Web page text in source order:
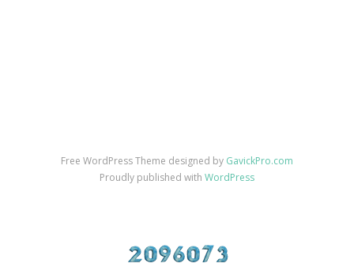
Free WordPress Theme designed by GavickPro.com
Proudly published with WordPress